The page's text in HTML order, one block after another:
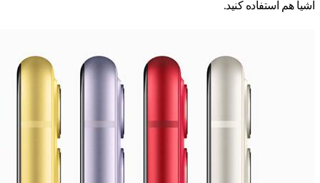
اشیا هم استفاده کنید.